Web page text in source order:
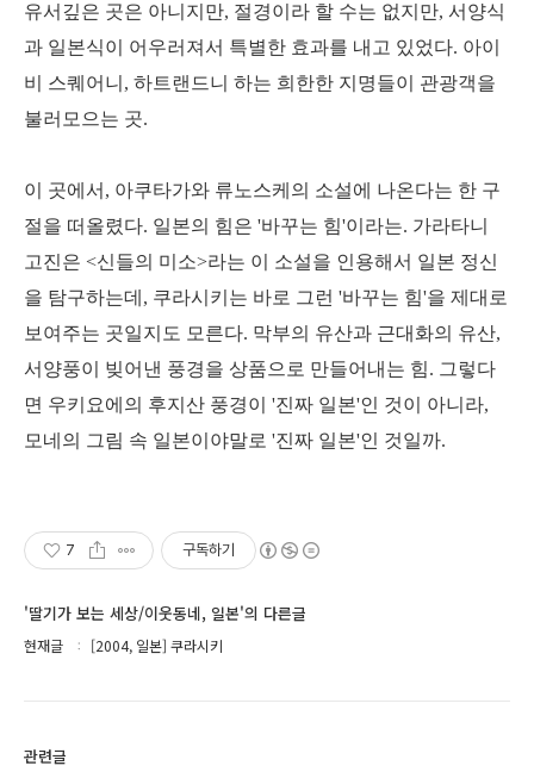
유서깊은 곳은 아니지만, 절경이라 할 수는 없지만, 서양식
과 일본식이 어우러져서 특별한 효과를 내고 있었다. 아이
비 스퀘어니, 하트랜드니 하는 희한한 지명들이 관광객을
불러모으는 곳.
이 곳에서, 아쿠타가와 류노스케의 소설에 나온다는 한 구
절을 떠올렸다. 일본의 힘은 '바꾸는 힘'이라는. 가라타니
고진은 <신들의 미소>라는 이 소설을 인용해서 일본 정신
을 탐구하는데, 쿠라시키는 바로 그런 '바꾸는 힘'을 제대로
보여주는 곳일지도 모른다. 막부의 유산과 근대화의 유산,
서양풍이 빚어낸 풍경을 상품으로 만들어내는 힘. 그렇다
면 우키요에의 후지산 풍경이 '진짜 일본'인 것이 아니라,
모네의 그림 속 일본이야말로 '진짜 일본'인 것일까.
7 구독하기
'딸기가 보는 세상/이웃동네, 일본'의 다른글
현재글 [2004, 일본] 쿠라시키
관련글